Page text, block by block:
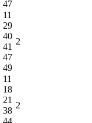
47
11
29
40
41
47
49
2
11
18
21
38
44
2